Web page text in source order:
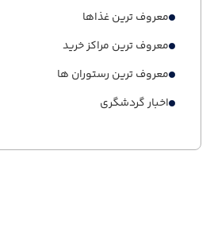
معروف ترین غذاها
معروف ترین مراکز خرید
معروف ترین رستوران ها
اخبار گردشگری